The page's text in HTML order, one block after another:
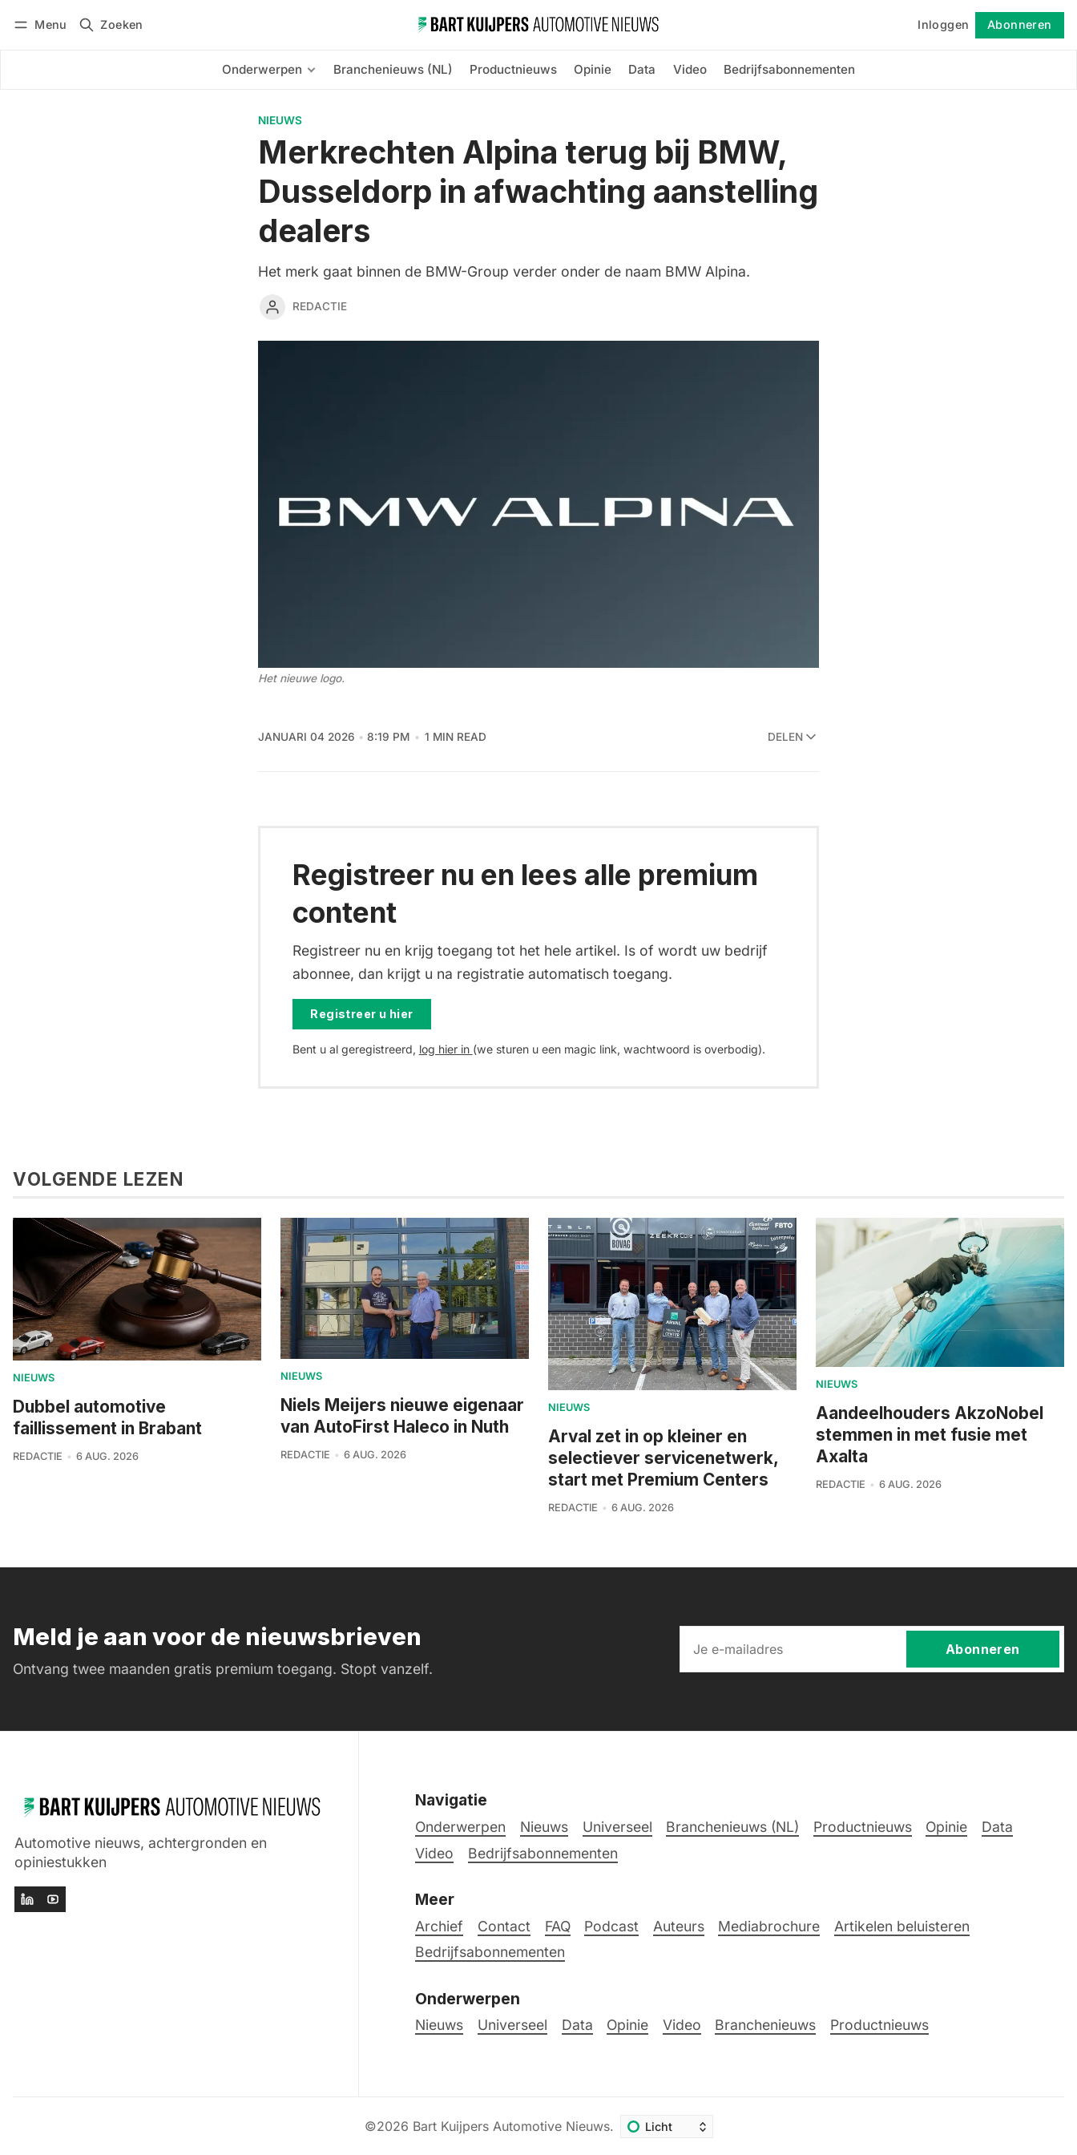
Menu Zoeken Inloggen Abonneren
Onderwerpen Branchenieuws (NL) Productnieuws Opinie Data Video Bedrijfsabonnementen
NIEUWS
Merkrechten Alpina terug bij BMW,
Dusseldorp in afwachting aanstelling
dealers
Het merk gaat binnen de BMW-Group verder onder de naam BMW Alpina.
REDACTIE
Het nieuwe logo.
JANUARI 04 2026 8:19 PM 1 MIN READ DELEN
Registreer nu en lees alle premium
content
Registreer nu en krijg toegang tot het hele artikel. Is of wordt uw bedrijf
abonnee, dan krijgt u na registratie automatisch toegang.
Registreer u hier
Bent u al geregistreerd, log hier in (we sturen u een magic link, wachtwoord is overbodig).
VOLGENDE LEZEN
NIEUWS
Dubbel automotive
faillissement in Brabant
REDACTIE 6 AUG. 2026
NIEUWS
Niels Meijers nieuwe eigenaar
van AutoFirst Haleco in Nuth
REDACTIE 6 AUG. 2026
NIEUWS
Arval zet in op kleiner en
selectiever servicenetwerk,
start met Premium Centers
REDACTIE 6 AUG. 2026
NIEUWS
Aandeelhouders AkzoNobel
stemmen in met fusie met
Axalta
REDACTIE 6 AUG. 2026
Meld je aan voor de nieuwsbrieven
Ontvang twee maanden gratis premium toegang. Stopt vanzelf.
Abonneren
Automotive nieuws, achtergronden en
opiniestukken
Navigatie
Onderwerpen Nieuws Universeel Branchenieuws (NL) Productnieuws Opinie
Data
Video
Bedrijfsabonnementen
Meer
Archief Contact FAQ Podcast Auteurs Mediabrochure
Artikelen beluisteren
Bedrijfsabonnementen
Onderwerpen
Nieuws Universeel Data Opinie Video Branchenieuws Productnieuws
©2026 Bart Kuijpers Automotive Nieuws.